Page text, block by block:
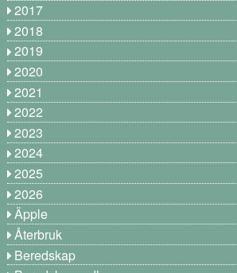
2017
2018
2019
2020
2021
2022
2023
2024
2025
2026
Äpple
Återbruk
Beredskap